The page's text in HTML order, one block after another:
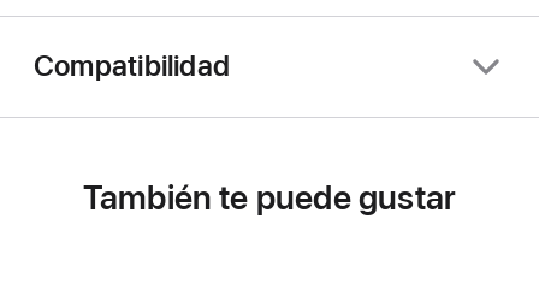
Compatibilidad
También te puede gustar